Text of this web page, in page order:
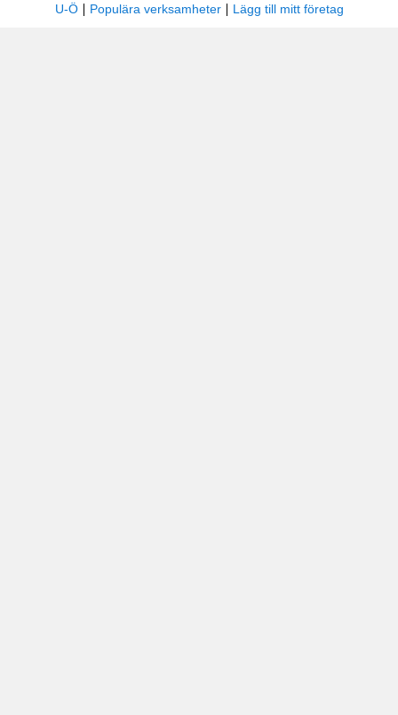
U-Ö
Populära verksamheter Lägg till mitt företag